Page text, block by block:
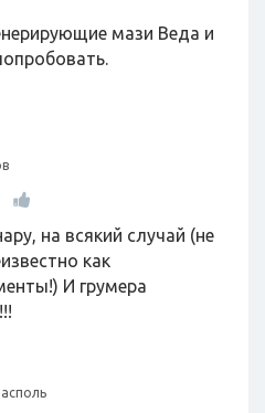
мази Веда и
на всякий случай (не
как
И грумера